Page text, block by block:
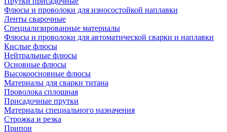
Флюсы и проволоки для износостойкой наплавки
Ленты сварочные
Специализированные материалы
Флюсы и проволоки для автоматической сварки и наплавки
Кислые флюсы
Нейтральные флюсы
Основные флюсы
Высокоосновные флюсы
Материалы для сварки титана
Проволока сплошная
Присадочные прутки
Материалы специального назначения
Строжка и резка
Припои